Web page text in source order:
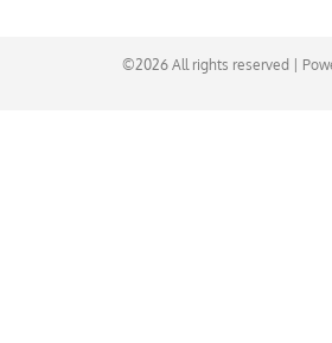
©2026 All rights reserved |